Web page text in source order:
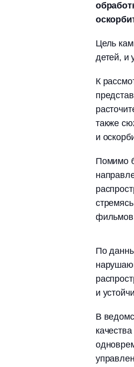
Цель
детей, и
К
также
и
Помимо
По
и
В